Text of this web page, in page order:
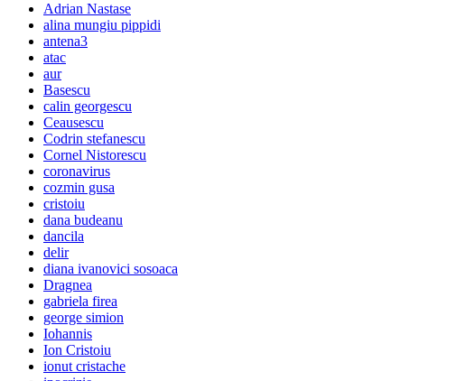
Adrian Nastase
alina mungiu pippidi
antena3
atac
aur
Basescu
calin georgescu
Ceausescu
Codrin stefanescu
Cornel Nistorescu
coronavirus
cozmin gusa
cristoiu
dana budeanu
dancila
delir
diana ivanovici sosoaca
Dragnea
gabriela firea
george simion
Iohannis
Ion Cristoiu
ionut cristache